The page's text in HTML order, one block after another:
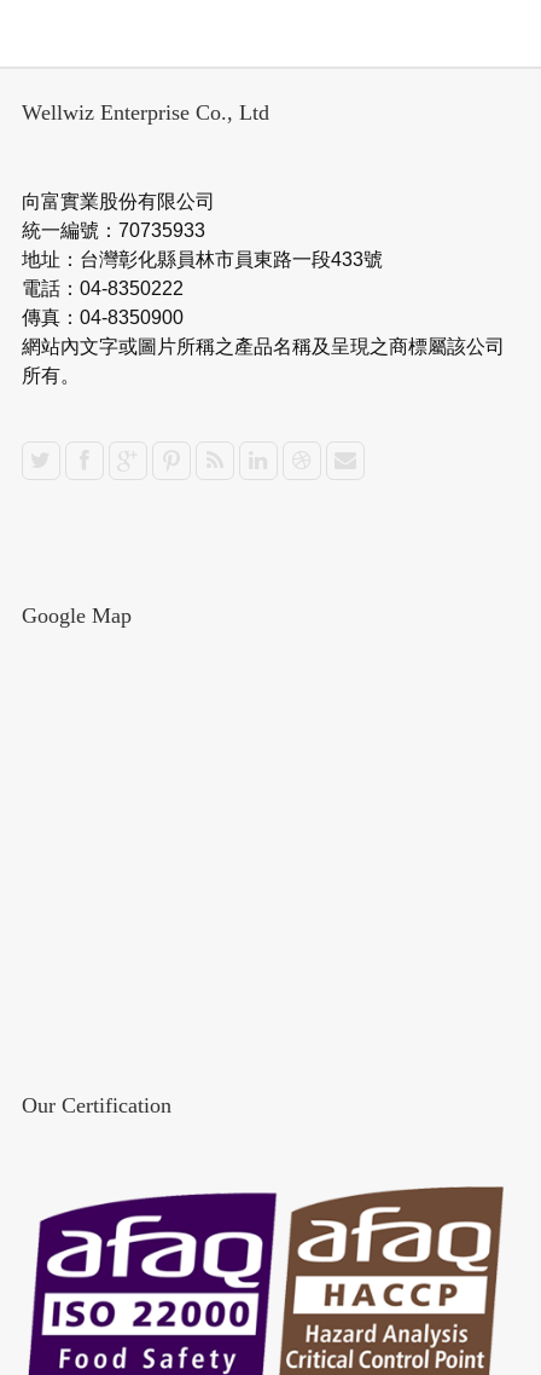
Wellwiz Enterprise Co., Ltd
向富實業股份有限公司
統一編號：70735933
地址：台灣彰化縣員林市員東路一段433號
電話：04-8350222
傳真：04-8350900
網站內文字或圖片所稱之產品名稱及呈現之商標屬該公司
所有。
Google Map
Our Certification